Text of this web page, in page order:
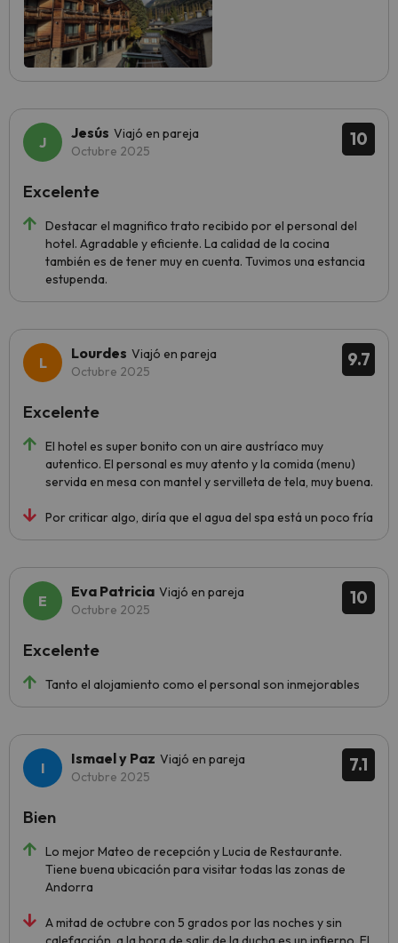
10
Jesús Viajó en pareja
Octubre 2025
Destacar el magnifico trato recibido por el personal del
hotel. Agradable y eficiente. La calidad de la cocina
también es de tener muy en cuenta. Tuvimos una estancia
estupenda.
Excelente
9.7
Lourdes Viajó en pareja
Octubre 2025
El hotel es super bonito con un aire austríaco muy
autentico. El personal es muy atento y la comida (menu)
servida en mesa con mantel y servilleta de tela, muy buena.
Por criticar algo, diría que el agua del spa está un poco fría
Excelente
10
Eva Patricia Viajó en pareja
Octubre 2025
Tanto el alojamiento como el personal son inmejorables
Excelente
7.1
Ismael y Paz Viajó en pareja
Octubre 2025
Lo mejor Mateo de recepción y Lucia de Restaurante.
Tiene buena ubicación para visitar todas las zonas de
Andorra
A mitad de octubre con 5 grados por las noches y sin
Bien